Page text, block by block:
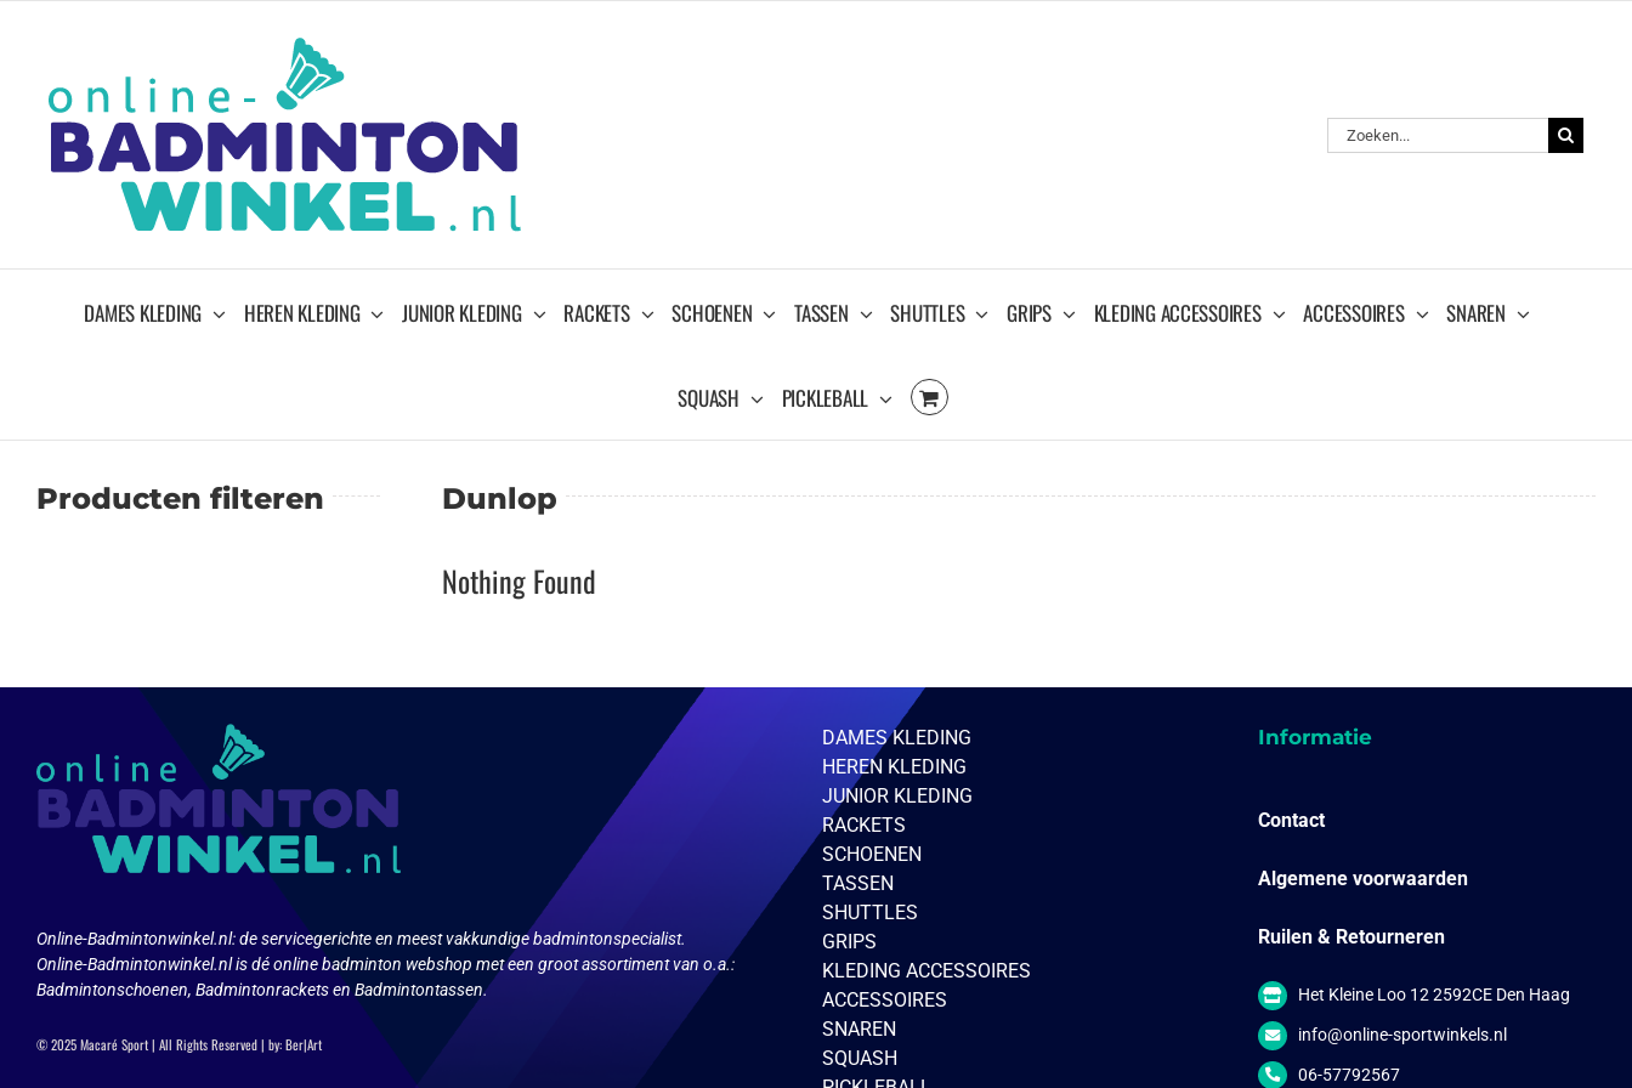
Zoeken
naar:
DAMES KLEDING HEREN KLEDING JUNIOR KLEDING RACKETS SCHOENEN TASSEN SHUTTLES GRIPS KLEDING ACCESSOIRES ACCESSOIRES SNAREN
SQUASH PICKLEBALL
Producten filteren Dunlop
Nothing Found
Online-Badmintonwinkel.nl:de servicegerichte en meest vakkundige badmintonspecialist.
Online-Badmintonwinkel.nl is dé online badminton webshop met een groot assortiment van o.a.:
Badmintonschoenen, Badmintonrackets en Badmintontassen.
© 2025 Macaré Sport | All Rights Reserved | by:Ber|Art
DAMES KLEDING
HEREN KLEDING
JUNIOR KLEDING
RACKETS
SCHOENEN
TASSEN
SHUTTLES
GRIPS
KLEDING ACCESSOIRES
ACCESSOIRES
SNAREN
SQUASH
Informatie
Contact
Algemene voorwaarden
Ruilen & Retourneren
Het Kleine Loo 12 2592CE Den Haag
info@online-sportwinkels.nl
06-57792567